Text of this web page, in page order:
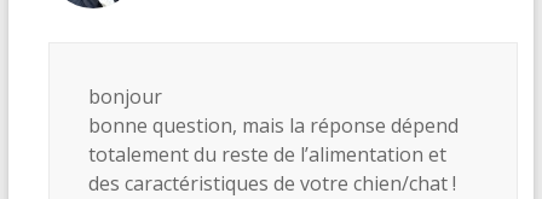
bonjour
bonne question, mais la réponse dépend
totalement du reste de l’alimentation et
des caractéristiques de votre chien/chat !